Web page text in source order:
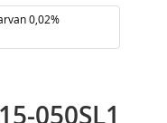
0,02%
050SL1